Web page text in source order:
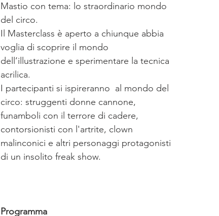
Mastio con tema: lo straordinario mondo
del circo.
Il Masterclass è aperto a chiunque abbia
voglia di scoprire il mondo
dell’illustrazione e sperimentare la tecnica
acrilica.
I partecipanti si ispireranno  al mondo del
circo: struggenti donne cannone,
funamboli con il terrore di cadere,
contorsionisti con l'artrite, clown
malinconici e altri personaggi protagonisti
di un insolito freak show.
Programma